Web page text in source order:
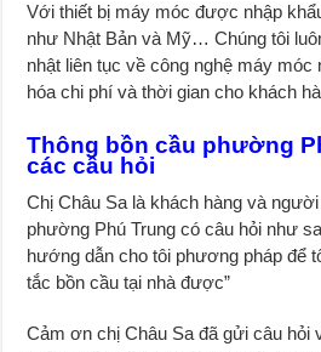
Với thiết bị máy móc được nhập
như Nhật Bản và Mỹ… Chúng tôi
nhật liên tục về công nghệ máy
hóa chi phí và thời gian cho khách
Thông bồn cầu phường
các câu hỏi
Chị Châu Sa là khách hàng và
phường Phú Trung có câu hỏi như
hướng dẫn cho tôi phương pháp để
tắc bồn cầu tại nhà được”
Cảm ơn chị Châu Sa đã gửi câu hỏi